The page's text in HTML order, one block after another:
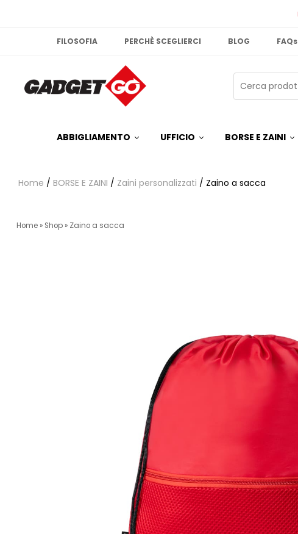
FILOSOFIA PERCHÈ SCEGLIERCI BLOG FAQs
ABBIGLIAMENTO UFFICIO BORSE E ZAINI
Home / BORSE E ZAINI / Zaini personalizzati / Zaino a sacca
Home » Shop » Zaino a sacca